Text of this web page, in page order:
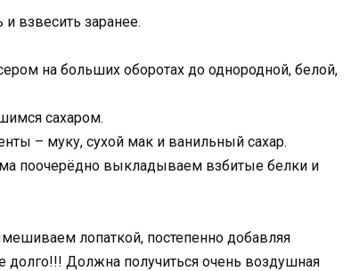
взвесить заранее.
на больших оборотах до однородной, белой,
сахаром.
– муку, сухой мак и ванильный сахар.
поочерёдно выкладываем взбитые белки и
лопаткой, постепенно добавляя
Должна получиться очень воздушная